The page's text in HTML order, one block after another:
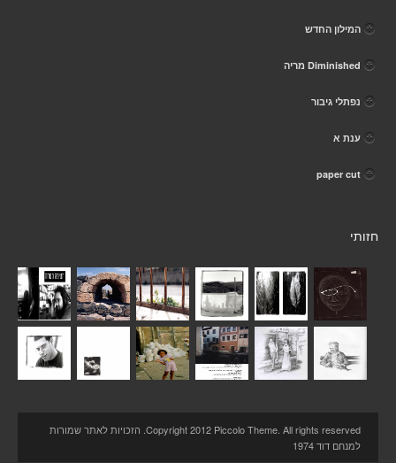
המילון החדש
Diminished מריה
נפתלי גיבור
ענת א
paper cut
חזותי
Copyright 2012 Piccolo Theme. All rights reserved. הזכויות לאתר שמורות
למנחם דוד 1974